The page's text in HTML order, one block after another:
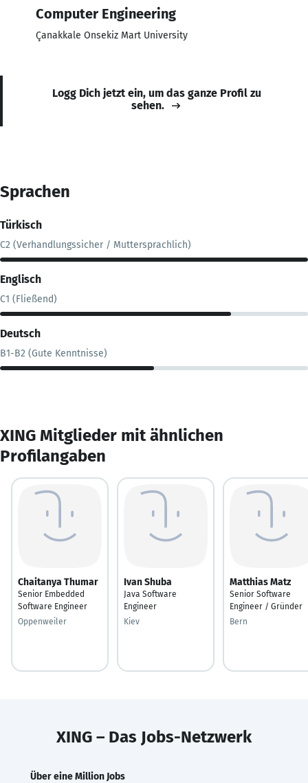
Computer Engineering
Çanakkale Onsekiz Mart University
Logg Dich jetzt ein, um das ganze Profil zu
sehen.
Sprachen
Türkisch
C2 (Verhandlungssicher / Muttersprachlich)
Englisch
C1 (Fließend)
Deutsch
B1-B2 (Gute Kenntnisse)
XING Mitglieder mit ähnlichen
Profilangaben
Chaitanya Thumar
Senior Embedded
Software Engineer
Oppenweiler
Ivan Shuba
Java Software
Engineer
Kiev
Matthias Matz
Senior Software
Engineer / Gründer
Bern
XING – Das Jobs-Netzwerk
Über eine Million Jobs